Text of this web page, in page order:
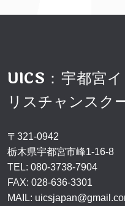
UICS：宇都宮
リスチャンスク
〒321-0942
栃木県宇都宮市峰1-16-8
TEL: 080-3738-7904
FAX: 028-636-3301
MAIL: